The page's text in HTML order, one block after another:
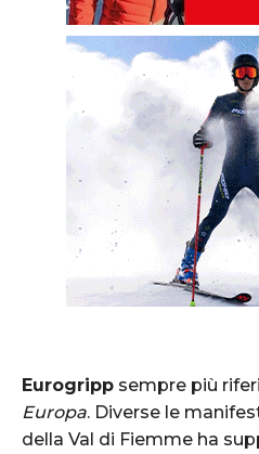
Eurogripp sempre più
Europa. Diverse le
della Val di Fiemme ha